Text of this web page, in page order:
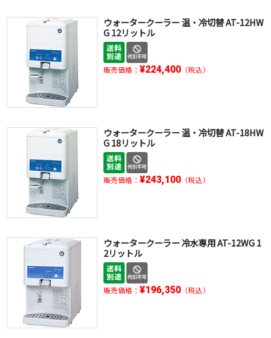
ウォータークーラー 温・冷切替 AT-12HW
G 12リットル
販売価格： ¥224,400（税込）
ウォータークーラー 温・冷切替 AT-18HW
G 18リットル
販売価格： ¥243,100（税込）
ウォータークーラー 冷水専用 AT-12WG 1
2リットル
販売価格： ¥196,350（税込）